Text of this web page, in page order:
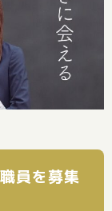
員を募集